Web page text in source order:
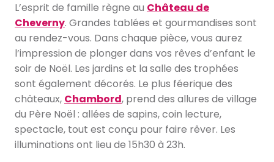
L’esprit de famille règne au Château de
Cheverny. Grandes tablées et gourmandises sont
au rendez-vous. Dans chaque pièce, vous aurez
l’impression de plonger dans vos rêves d’enfant le
soir de Noël. Les jardins et la salle des trophées
sont également décorés. Le plus féerique des
châteaux, Chambord, prend des allures de village
du Père Noël : allées de sapins, coin lecture,
spectacle, tout est conçu pour faire rêver. Les
illuminations ont lieu de 15h30 à 23h.